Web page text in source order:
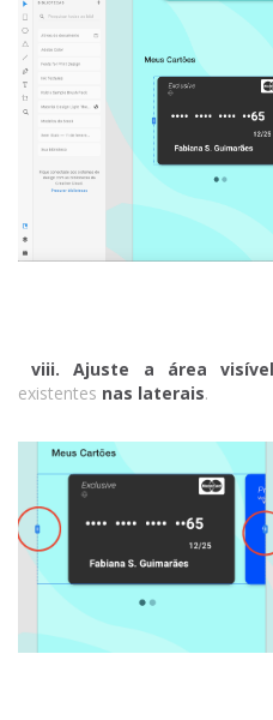
viii. Ajuste a área visível
existentes nas laterais.